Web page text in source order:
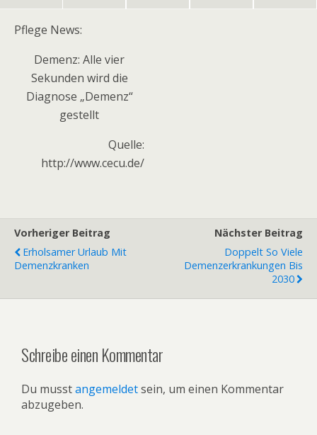
Pflege News:
Demenz: Alle vier
Sekunden wird die
Diagnose „Demenz“
gestellt
Quelle:
http://www.cecu.de/
Vorheriger Beitrag
Erholsamer Urlaub Mit
Demenzkranken
Nächster Beitrag
Doppelt So Viele
Demenzerkrankungen Bis
2030
Schreibe einen Kommentar
Du musstangemeldetsein, um einen Kommentar
abzugeben.